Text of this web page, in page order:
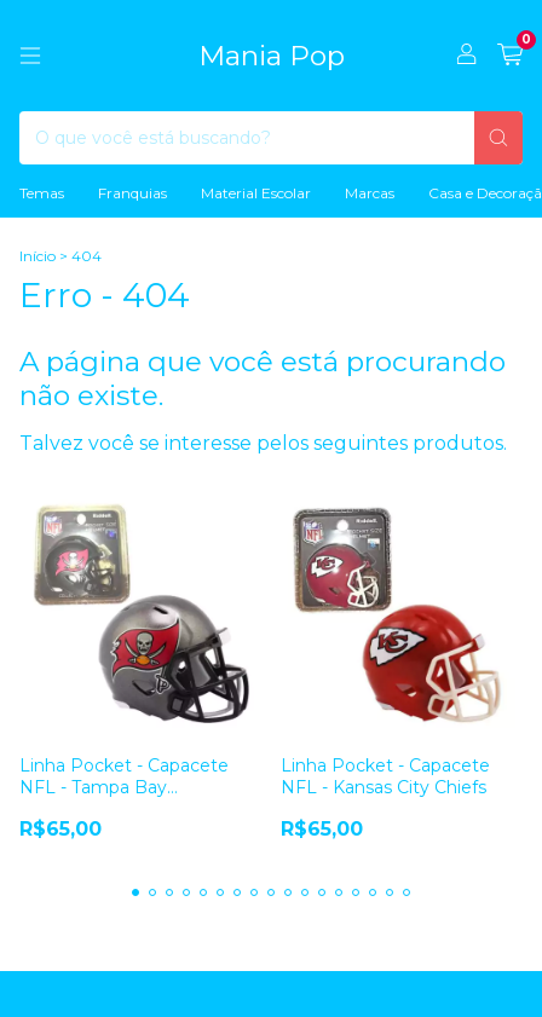
Mania Pop 0
Temas Franquias Material Escolar Marcas Casa e
Início > 404
Erro - 404
A página que você está procurando
não existe.
Talvez você se interesse pelos seguintes produtos.
Linha Pocket - Capacete
NFL - Tampa Bay
R$65,00
Linha Pocket - Capacete
NFL - Kansas City Chiefs
R$65,00